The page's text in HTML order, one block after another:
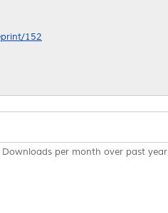
152
Downloads per month over past year